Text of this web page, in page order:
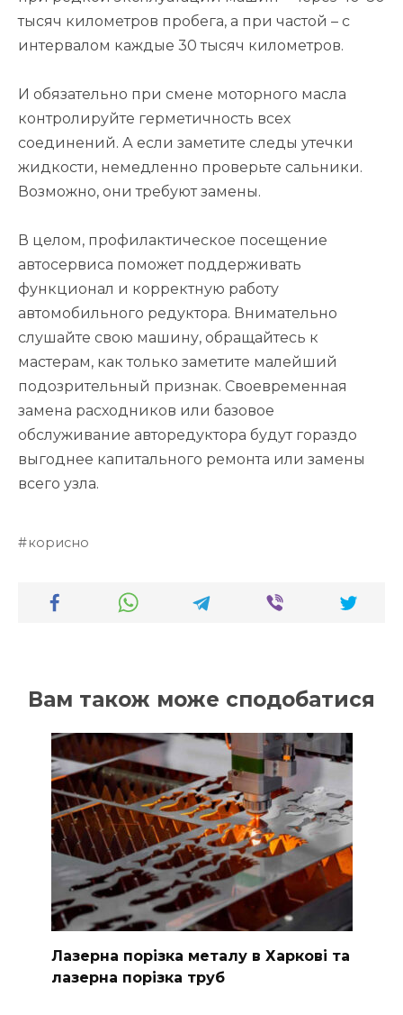
тысяч километров пробега, а при частой – с
интервалом каждые 30 тысяч километров.
И обязательно при смене моторного масла
контролируйте герметичность всех
соединений. А если заметите следы утечки
жидкости, немедленно проверьте сальники.
Возможно, они требуют замены.
В целом, профилактическое посещение
автосервиса поможет поддерживать
функционал и корректную работу
автомобильного редуктора. Внимательно
слушайте свою машину, обращайтесь к
мастерам, как только заметите малейший
подозрительный признак. Своевременная
замена расходников или базовое
обслуживание авторедуктора будут гораздо
выгоднее капитального ремонта или замены
всего узла.
корисно
Вам також може сподобатися
Лазерна порізка металу в Харкові та
лазерна порізка труб